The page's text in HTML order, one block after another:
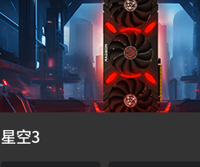
星空3